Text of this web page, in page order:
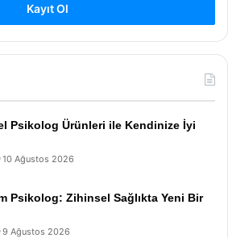
Kayıt Ol
Psikolog Ürünleri ile Kendinize İyi
10 Ağustos 2026
Psikolog: Zihinsel Sağlıkta Yeni Bir
9 Ağustos 2026